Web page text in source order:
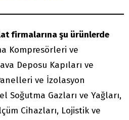
firmalarına şu ürünlerde
Kompresörleri ve
Deposu Kapıları ve
ve İzolasyon
Soğutma Gazları ve Yağları,
Cihazları, Lojistik ve